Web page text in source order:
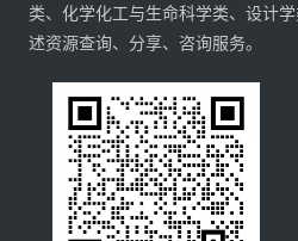
类、化学化工与生命科学类、设计
述资源查询、分享、咨询服务。